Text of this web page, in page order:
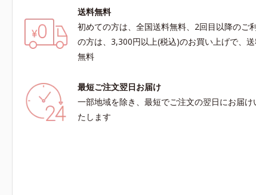
送料無料
初めての方は、全国送料無料、2回目以降のご
の方は、3,300円以上(税込)のお買い上げで、
無料
最短ご注文翌日お届け
一部地域を除き、最短でご注文の翌日にお届け
たします